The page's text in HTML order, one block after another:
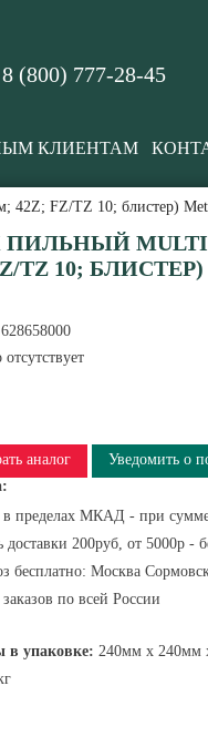
8 (800) 777-28-45
КЛИЕНТАМ
FZ/TZ 10; блистер)
MULTI
TZ 10; БЛИСТЕР)
628658000
аналог
Уведомить о
в пределах МКАД - при сумме
доставки 200руб, от 5000р -
бесплатно: Москва
по всей России
в упаковке: 240мм x 240мм